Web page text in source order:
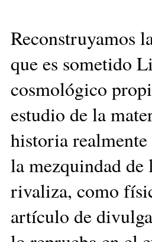
Reconstruyamos
que es sometido
cosmológico
estudio de la
historia
la mezquindad
rivaliza, como
artículo de